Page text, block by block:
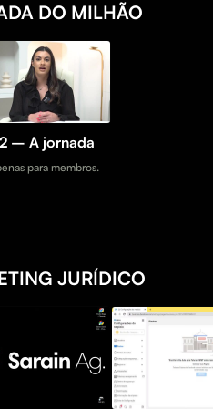
DO MILHÃO
– A jornada
para membros.
JURÍDICO